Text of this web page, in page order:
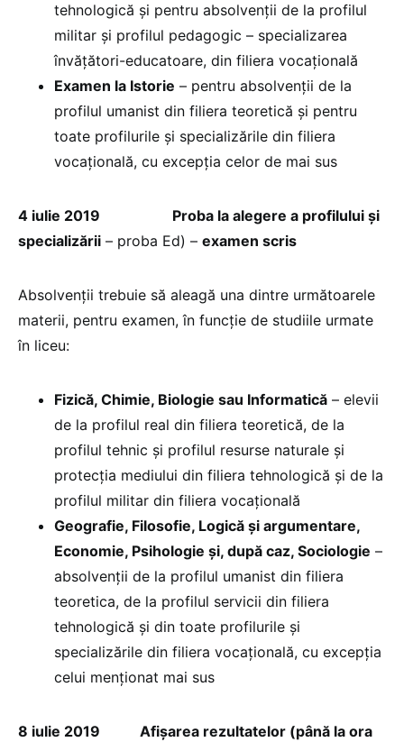
tehnologică și pentru absolvenții de la profilul
militar și profilul pedagogic – specializarea
învățători-educatoare, din filiera vocațională
Examen la Istorie – pentru absolvenții de la
profilul umanist din filiera teoretică și pentru
toate profilurile și specializările din filiera
vocațională, cu excepția celor de mai sus
4 iulie 2019
Proba la alegere a profilului și
specializării – proba Ed) – examen scris
Absolvenții trebuie să aleagă una dintre următoarele
materii, pentru examen, în funcție de studiile urmate
în liceu:
Fizică, Chimie, Biologie sau Informatică – elevii
de la profilul real din filiera teoretică, de la
profilul tehnic și profilul resurse naturale și
protecția mediului din filiera tehnologică și de la
profilul militar din filiera vocațională
Geografie, Filosofie, Logică și argumentare,
Economie, Psihologie și, după caz, Sociologie –
absolvenții de la profilul umanist din filiera
teoretica, de la profilul servicii din filiera
tehnologică și din toate profilurile și
specializările din filiera vocațională, cu excepția
celui menționat mai sus
8 iulie 2019 Afișarea rezultatelor (până la ora